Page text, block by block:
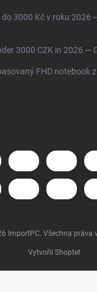
3000 Kč v roku 2026
3000 CZK in 2026 —
FHD notebook
Vytvořil Shoptet
ImportPC. Všechna práva